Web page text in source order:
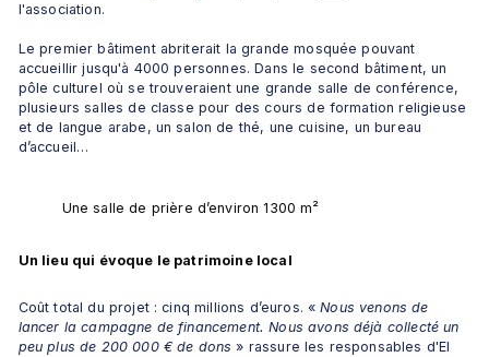
l'association.
Le premier bâtiment abriterait la grande mosquée pouvant
accueillir jusqu'à 4000 personnes. Dans le second bâtiment, un
pôle culturel où se trouveraient une grande salle de conférence,
plusieurs salles de classe pour des cours de formation religieuse
et de langue arabe, un salon de thé, une cuisine, un bureau
d’accueil…
Une salle de prière d’environ 1300 m²
Un lieu qui évoque le patrimoine local
Coût total du projet : cinq millions d’euros. « Nous venons de
lancer la campagne de financement. Nous avons déjà collecté un
peu plus de 200 000 € de dons » rassure les responsables d'El